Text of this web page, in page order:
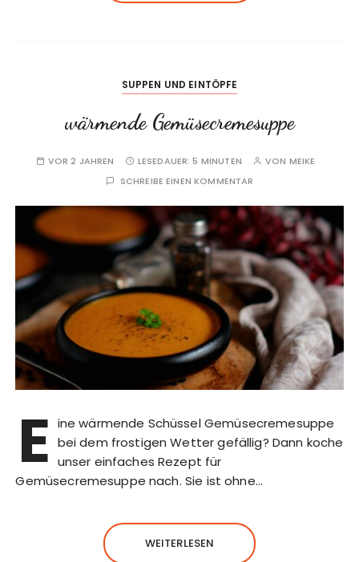
SUPPEN UND EINTÖPFE
wärmende Gemüsecremesuppe
VOR 2 JAHREN LESEDAUER:5 MINUTEN VON MEIKE
SCHREIBE EINEN KOMMENTAR
E ine wärmende Schüssel Gemüsecremesuppe
bei dem frostigen Wetter gefällig? Dann koche
unser einfaches Rezept für
Gemüsecremesuppe nach. Sie ist ohne…
WEITERLESEN